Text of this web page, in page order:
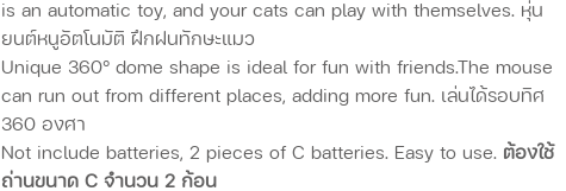
is an automatic toy, and your cats can play with themselves. หุ่น
ยนต์หนูอัตโนมัติ ฝึกฝนทักษะแมว
Unique 360° dome shape is ideal for fun with friends.The mouse
can run out from different places, adding more fun. เล่นได้รอบทิศ
360 องศา
Not include batteries, 2 pieces of C batteries. Easy to use. ต้องใช้
ถ่านขนาด C จำนวน 2 ก้อน